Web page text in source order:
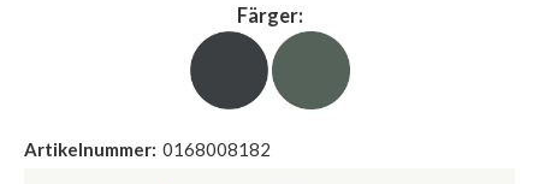
Färger:
Artikelnummer: 0168008182